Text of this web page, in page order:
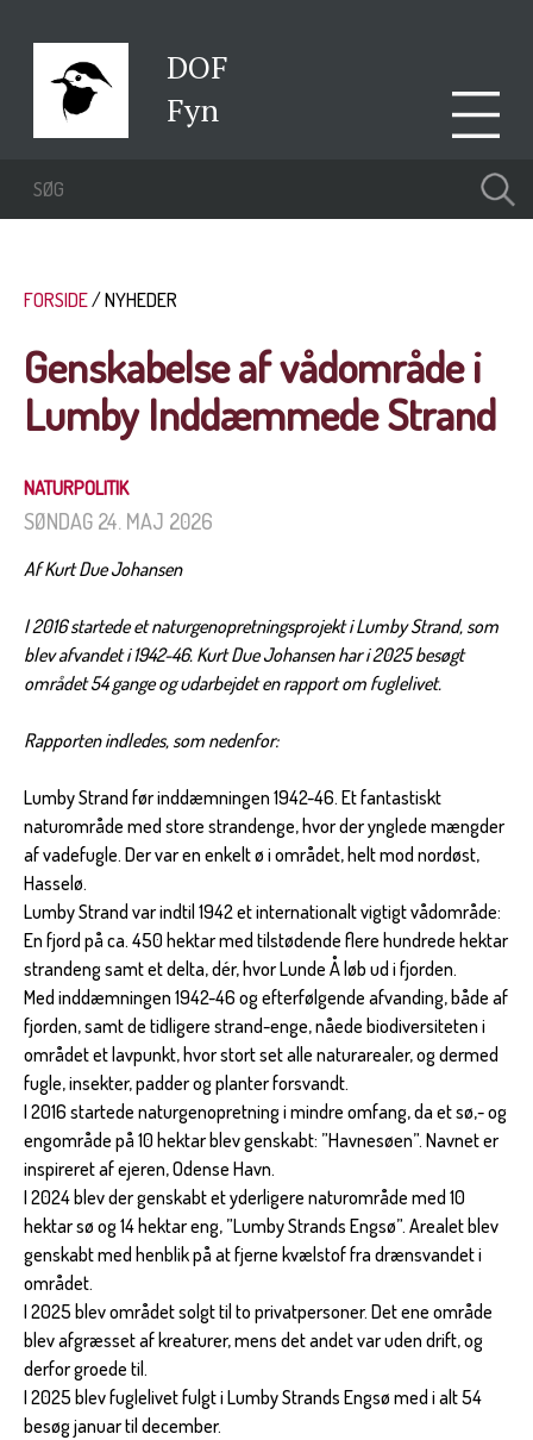
DOF
Fyn
FORSIDE NYHEDER
Genskabelse af vådområde i
Lumby Inddæmmede Strand
NATURPOLITIK
SØNDAG 24. MAJ 2026
Af Kurt Due Johansen
I 2016 startede et naturgenopretningsprojekt i Lumby Strand, som
blev afvandet i 1942-46. Kurt Due Johansen har i 2025 besøgt
området 54 gange og udarbejdet en rapport om fuglelivet.
Rapporten indledes, som nedenfor:
Lumby Strand før inddæmningen 1942-46. Et fantastiskt
naturområde med store strandenge, hvor der ynglede mængder
af vadefugle. Der var en enkelt ø i området, helt mod nordøst,
Hasselø.
Lumby Strand var indtil 1942 et internationalt vigtigt vådområde:
En fjord på ca. 450 hektar med tilstødende flere hundrede hektar
strandeng samt et delta, dér, hvor Lunde Å løb ud i fjorden.
Med inddæmningen 1942-46 og efterfølgende afvanding, både af
fjorden, samt de tidligere strand-enge, nåede biodiversiteten i
området et lavpunkt, hvor stort set alle naturarealer, og dermed
fugle, insekter, padder og planter forsvandt.
I 2016 startede naturgenopretning i mindre omfang, da et sø,- og
engområde på 10 hektar blev genskabt: ”Havnesøen”. Navnet er
inspireret af ejeren, Odense Havn.
I 2024 blev der genskabt et yderligere naturområde med 10
hektar sø og 14 hektar eng, ”Lumby Strands Engsø”. Arealet blev
genskabt med henblik på at fjerne kvælstof fra drænsvandet i
området.
I 2025 blev området solgt til to privatpersoner. Det ene område
blev afgræsset af kreaturer, mens det andet var uden drift, og
derfor groede til.
I 2025 blev fuglelivet fulgt i Lumby Strands Engsø med i alt 54
besøg januar til december.